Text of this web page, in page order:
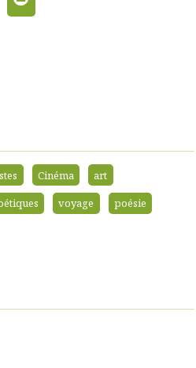
Cinéma
art
voyage
poésie